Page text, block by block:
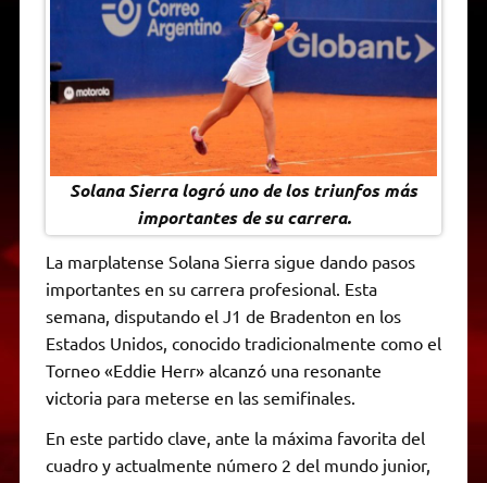
Solana Sierra logró uno de los triunfos más
importantes de su carrera.
La marplatense Solana Sierra sigue dando pasos
importantes en su carrera profesional. Esta
semana, disputando el J1 de Bradenton en los
Estados Unidos, conocido tradicionalmente como el
Torneo «Eddie Herr» alcanzó una resonante
victoria para meterse en las semifinales.
En este partido clave, ante la máxima favorita del
cuadro y actualmente número 2 del mundo junior,